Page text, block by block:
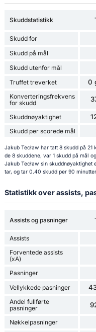
Skuddstatistikk
Skudd for
Skudd på mål
Skudd utenfor mål
Truffet treverket 0
Konverteringsfrekvens
for skudd
Skuddnøyaktighet
Skudd per scorede mål
Jakub Tecław har tatt 8 skudd på
de 8 skuddene, var 1 skudd på mål
Jakub Tecław sin skuddnøyaktighet
tar, og tar 0.40 skudd per 90
Statistikk over assists,
Assists og pasninger
Assists
Forventede assists
(xA)
Pasninger
Vellykkede pasninger
Andel fullførte
pasninger
Nøkkelpasninger